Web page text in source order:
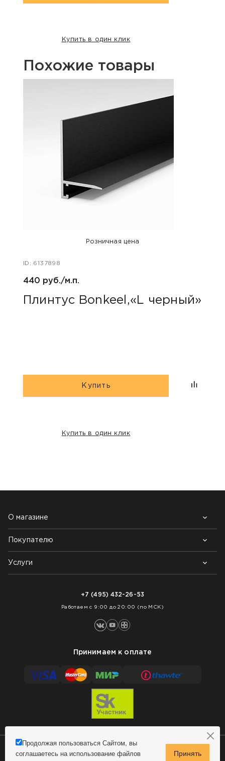
Купить в один клик
Похожие товары
Розничная цена
ID: 6137898
440 руб./м.п.
Плинтус Bonkeel,«L черный»
Купить
Купить в один клик
Продолжая пользоваться Сайтом, вы
соглашаетесь на использование файлов
О магазине
Почему выбирают нас
Контакты
Блог
Покупателю
Возврат товара
Как заказать
Услуги
+7 (495) 432-26-53
Работаем с 9:00 до 20:00 (по МСК)
Принимаем к оплате
© 2009 - 2026 Remontnick.ru.Сделано в MindMachine